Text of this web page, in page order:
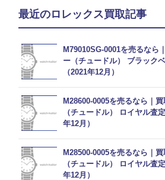
最近のロレックス買取記事
M79010SG-0001を売るなら
ー（チュードル） ブラック
（2021年12月）
M28600-0005を売るなら｜
（チュードル） ロイヤル査
年12月）
M28500-0005を売るなら｜
（チュードル） ロイヤル査
年12月）